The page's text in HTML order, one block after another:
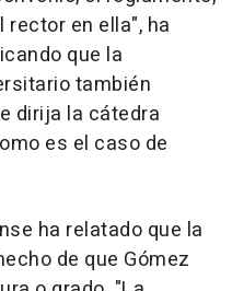
en ella", ha
que la
también
dirija la cátedra
es el caso de
ha relatado que la
de que Gómez